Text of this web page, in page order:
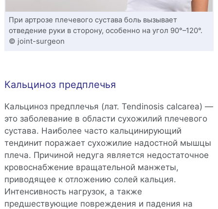
При артрозе плечевого сустава боль вызывает
отведение руки в сторону, особенно на угол 90°–120°.
© joint-surgeon
Кальциноз предплечья
Кальциноз предплечья (лат. Tendinosis calcarea) —
это заболевание в области сухожилий плечевого
сустава. Наиболее часто кальцинирующий
тендинит поражает сухожилие надостной мышцы
плеча. Причиной недуга является недостаточное
кровоснабжение вращательной манжеты,
приводящее к отложению солей кальция.
Интенсивность нагрузок, а также
предшествующие повреждения и падения на